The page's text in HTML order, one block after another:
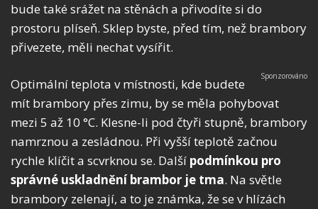
bude také srážet na stěnách a přivodíte si do
prostoru plíseň. Sklep byste, před tím, než brambory
přivezete, měli nechat vysířit.
Optimální teplota v místnosti, kde budete
mít brambory přes zimu, by se měla pohybovat
mezi 5 až 10 °C. Klesne-li pod čtyři stupně, brambory
namrznou a zesládnou. Při vyšší teplotě začnou
rychle klíčit a scvrknou se. Další podmínkou pro
správné uskladnění brambor je tma. Na světle
brambory zelenají, a to je známka, že se v hlízách